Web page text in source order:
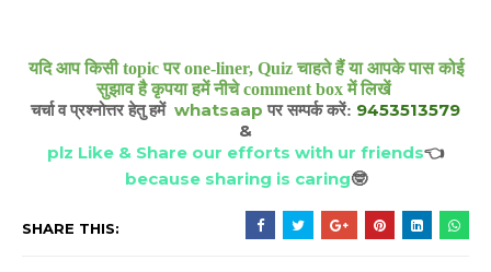
यदि आप किसी topic पर one-liner, Quiz चाहते हैं या आपके पास कोई
सुझाव है कृपया हमें नीचे comment box में लिखें
चर्चा व प्रश्नोत्तर हेतु हमें whatsaap पर सम्पर्क करें: 9453513579
&
plz Like & Share our efforts with ur friends👈
because sharing is caring🤓
SHARE THIS: